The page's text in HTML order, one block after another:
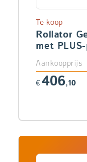
Rollator
met
Te koop
Aankoopprijs
€ 406,10